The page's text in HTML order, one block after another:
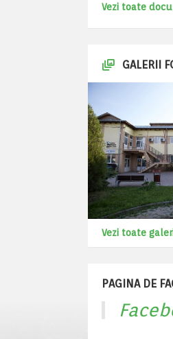
Vezi toate
GALERII
Vezi toate
PAGINA DE